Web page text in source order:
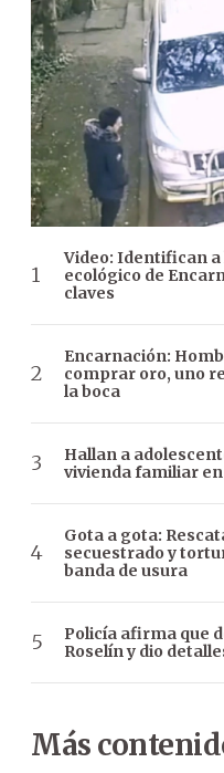
Video: Identifican a
ecológico de
claves
Encarnación:
comprar oro, uno
la boca
Hallan a
vivienda familiar
Gota a gota:
secuestrado y
banda de usura
Policía afirma que
Roselín y dio
Más